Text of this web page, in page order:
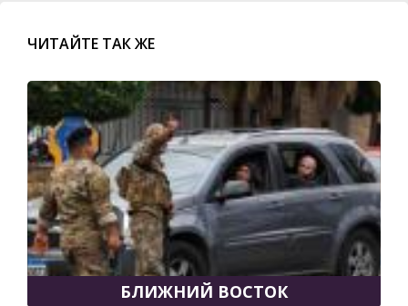
ЧИТАЙТЕ ТАК ЖЕ
БЛИЖНИЙ ВОСТОК